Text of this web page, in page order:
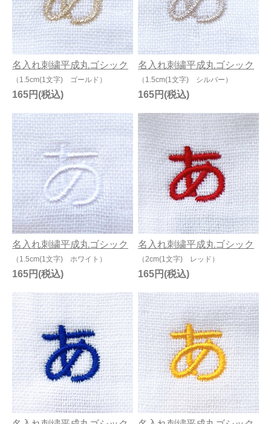
名入れ刺繍平成丸ゴシック
（1.5cm(1文字) ゴールド）
165円
名入れ刺繍平成丸ゴシック
（1.5cm(1文字) シルバー）
165円
名入れ刺繍平成丸ゴシック
（1.5cm(1文字) ホワイト）
165円
名入れ刺繍平成丸ゴシック
（2cm(1文字) レッド）
165円